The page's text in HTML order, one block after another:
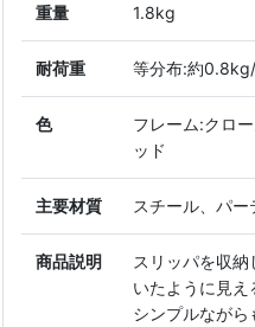
重量 1.8kg
耐荷重 等分布:約
色
フレーム:クロ
ッド
主要材質 スチール、パー
商品説明
スリッパを収
いたように見え
シンプルなが